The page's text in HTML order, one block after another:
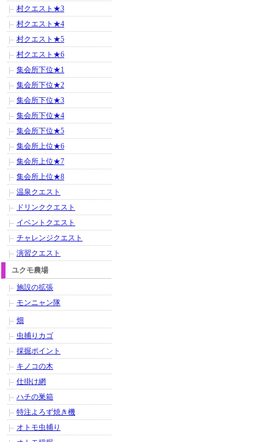
村クエスト★3
村クエスト★4
村クエスト★5
村クエスト★6
集会所下位★1
集会所下位★2
集会所下位★3
集会所下位★4
集会所下位★5
集会所上位★6
集会所上位★7
集会所上位★8
温泉クエスト
ドリンククエスト
イベントクエスト
チャレンジクエスト
演習クエスト
ユクモ農場
施設の拡張
モンニャン隊
畑
虫捕りカゴ
採掘ポイント
キノコの木
仕掛け網
ハチの巣箱
特注よろず焼き機
オトモ虫捕り